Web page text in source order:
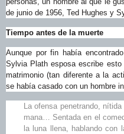
de junio de 1956, Ted Hughes y
Tiempo antes de la muerte
Aunque por fin había
Sylvia Plath esposa escribe
matrimonio (tan diferente a la
se había casado con un hombre
La ofensa penetrando,
mana… Sentada en el
la luna llena, hablando con